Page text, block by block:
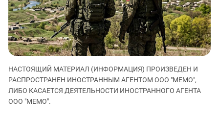
ЗАСТАВЛЯЕТ
КАВКАЗ ЗА ПАЛЕСТИНУ
ИНАКОМЫСЛИЕ В ЧЕЧНЕ
ПРЕСЛЕДОВАНИЕ АКТИВИСТОВ
МОБИЛИЗАЦИЯ И ПРОТЕСТЫ
Дагестан
Ингушетия
Кабардино-Балкария
Калмыкия
Карачаево-Черкесия
Краснодарский край
Нагорный Карабах
НАСТОЯЩИЙ МАТЕРИАЛ (ИНФОРМАЦИЯ) ПРОИЗВЕДЕН И
РАСПРОСТРАНЕН ИНОСТРАННЫМ АГЕНТОМ ООО "МЕМО",
ЛИБО КАСАЕТСЯ ДЕЯТЕЛЬНОСТИ ИНОСТРАННОГО АГЕНТА
ООО "МЕМО".